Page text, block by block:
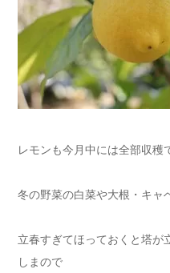
レモンも今月中には全部収穫
冬の野菜の白菜や大根・キャ
立春すぎてほっておくと塔が
しまので